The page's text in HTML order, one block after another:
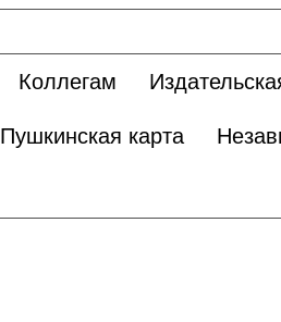
Коллегам
Пушкинская карта